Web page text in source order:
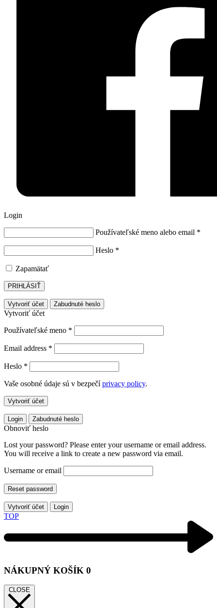
Login
Používateľské meno alebo email *
Heslo *
Zapamätať
PRIHLÁSIŤ
Vytvoriť účet Zabudnuté heslo
Vytvoriť účet
Používateľské meno *
Email address *
Heslo *
Vaše osobné údaje sú v bezpečíprivacy policy.
Vytvoriť účet
Login Zabudnuté heslo
Obnoviť heslo
Lost your password? Please enter your username or email address.
You will receive a link to create a new password via email.
Username or email
Reset password
Vytvoriť účet Login
TOP
NÁKUPNÝ KOŠÍK 0
CLOSE